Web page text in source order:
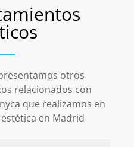
otros
relacionados con
que realizamos en
en Madrid